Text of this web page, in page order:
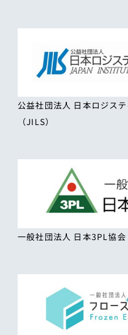
公益社団法人 日本ロジス
（JILS）
一般社団法人 日本3PL協会